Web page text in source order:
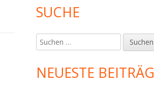
Haupt-
Seitenleiste
SUCHE
Suchen
nach:
NEUESTE